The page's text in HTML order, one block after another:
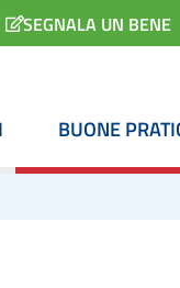
SEGNALA UN BENE
BUONE